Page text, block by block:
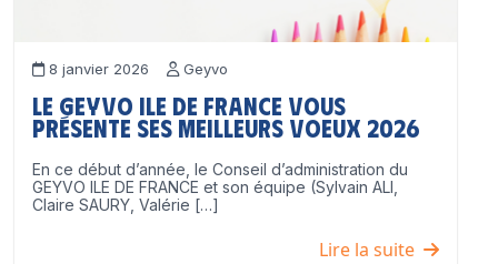
8 janvier 2026 Geyvo
Le GEYVO Ile de France vous
présente ses meilleurs voeux 2026
En ce début d’année, le Conseil d’administration du
GEYVO ILE DE FRANCE et son équipe (Sylvain ALI,
Claire SAURY, Valérie […]
Lire la suite